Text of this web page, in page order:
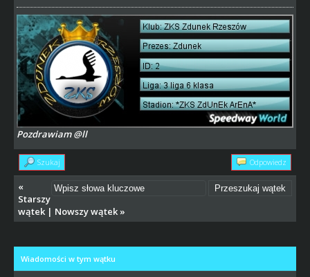
Pozdrawiam @ll
Szukaj Odpowiedz
«
Starszy
wątek| Nowszy wątek»
Wiadomości w tym wątku